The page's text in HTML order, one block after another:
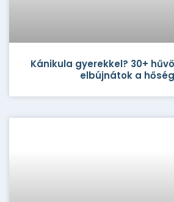
Kánikula gyerekkel? 30+
elbújnátok a